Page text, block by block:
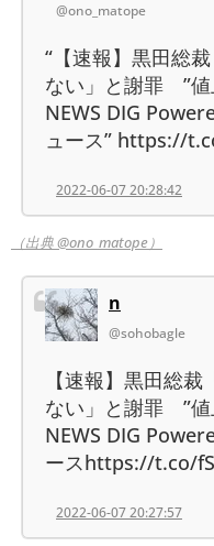
@ono_matope
“【速報】黒田総
ない」と謝罪 ”値
NEWS DIG
ュース” https://
2022-06-07 20:28:42
（出典 @ono_matope）
n
@sohobagle
【速報】黒田総
ない」と謝罪 ”値
NEWS DIG
ースhttps://t.co/
2022-06-07 20:27:57